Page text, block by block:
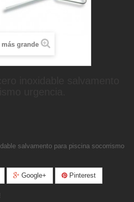
más grande
salvamento para piscina socorrismo
Google+ Pinterest